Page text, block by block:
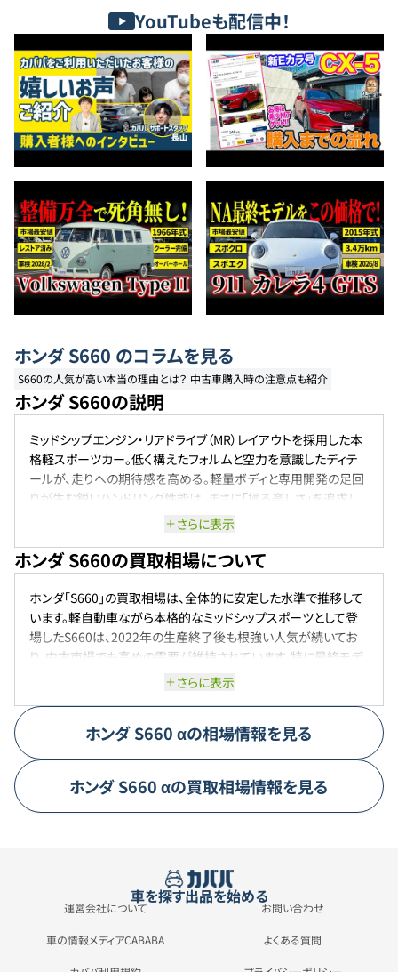
YouTubeも配信中！
ホンダ S660 のコラムを見る
S660の人気が高い本当の理由とは？ 中古車購入時の注意点も紹介
ホンダ S660の説明
ミッドシップエンジン・リアドライブ（MR）レイアウトを採用した本
格軽スポーツカー。低く構えたフォルムと空力を意識したディテ
ールが、走りへの期待感を高める。軽量ボディと専用開発の足回
りが生む鋭いハンドリング性能は、まさに「操る楽しさ」を追求し
た設計。660ccターボエンジンがコンパクトながらも力強い走り
さらに表示
ホンダ S660の買取相場について
ホンダ「S660」の買取相場は、全体的に安定した水準で推移して
います。軽自動車ながら本格的なミッドシップスポーツとして登
場したS660は、2022年の生産終了後も根強い人気が続いてお
り、中古市場でも高めの需要が維持されています。特に最終モデ
ルや低走行車、限定車の「モデューロX バージョンZ」などは高値
額がつくケースもあります。一方、初期型や過走行車については
やや相場が落ち着きつつあり、買取価格も幅広いレンジになって
いるのが実情です。全体的にはスポーツカーとしての希少性と、
れており、今後も一定の相場を維持しやすい状況が続くと考えら
れます。
さらに表示
ホンダS660αの相場情報を見る
ホンダS660αの買取相場情報を見る
車を探す出品を始める
運営会社について お問い合わせ
車の情報メディアCABABA よくある質問